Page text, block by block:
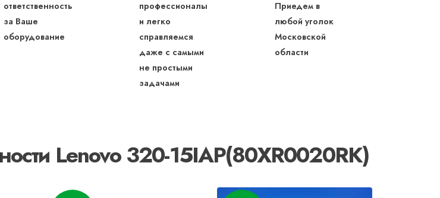
ответственность
за Ваше
оборудование
профессионалы
и легко
справляемся
даже с самыми
не простыми
задачами
Приедем в
любой уголок
Московской
области
Lenovo 320-15IAP(80XR0020RK)